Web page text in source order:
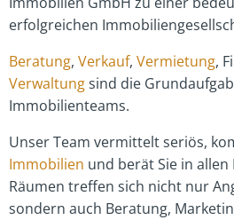
erfolgreichen
Beratung, Verkauf, Vermietung,
Verwaltungsind die
Immobilienteams.
Unser Team vermittelt seriös,
Immobilien und berät Sie in allen
Räumen treffen sich nicht nur
sondern auch Beratung,